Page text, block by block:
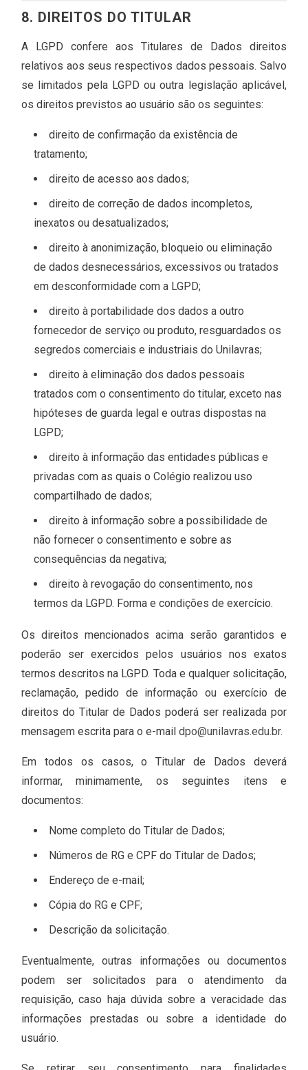
8. DIREITOS DO TITULAR
A LGPD confere aos Titulares de Dados direitos
relativos aos seus respectivos dados pessoais. Salvo
se limitados pela LGPD ou outra legislação aplicável,
os direitos previstos ao usuário são os seguintes:
direito de confirmação da existência de
tratamento;
direito de acesso aos dados;
direito de correção de dados incompletos,
inexatos ou desatualizados;
direito à anonimização, bloqueio ou eliminação
de dados desnecessários, excessivos ou tratados
em desconformidade com a LGPD;
direito à portabilidade dos dados a outro
fornecedor de serviço ou produto, resguardados os
segredos comerciais e industriais do Unilavras;
direito à eliminação dos dados pessoais
tratados com o consentimento do titular, exceto nas
hipóteses de guarda legal e outras dispostas na
LGPD;
direito à informação das entidades públicas e
privadas com as quais o Colégio realizou uso
compartilhado de dados;
direito à informação sobre a possibilidade de
não fornecer o consentimento e sobre as
consequências da negativa;
direito à revogação do consentimento, nos
termos da LGPD. Forma e condições de exercício.
Os direitos mencionados acima serão garantidos e
poderão ser exercidos pelos usuários nos exatos
termos descritos na LGPD. Toda e qualquer solicitação,
reclamação, pedido de informação ou exercício de
direitos do Titular de Dados poderá ser realizada por
mensagem escrita para o e-maildpo@unilavras.edu.br.
Em todos os casos, o Titular de Dados deverá
informar, minimamente, os seguintes itens e
documentos:
Nome completo do Titular de Dados;
Números de RG e CPF do Titular de Dados;
Endereço de e-mail;
Cópia do RG e CPF;
Descrição da solicitação.
Eventualmente, outras informações ou documentos
podem ser solicitados para o atendimento da
requisição, caso haja dúvida sobre a veracidade das
informações prestadas ou sobre a identidade do
usuário.